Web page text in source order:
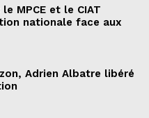
MPCE et le CIAT
nationale face aux
Adrien Albatre libéré